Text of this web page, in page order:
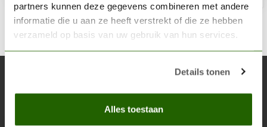
partners kunnen deze gegevens combineren met andere
informatie die u aan ze heeft verstrekt of die ze hebben
verzameld op basis van uw gebruik van hun services.
Details tonen
Alles toestaan
Blijf op de hoogte over onze laatste acties